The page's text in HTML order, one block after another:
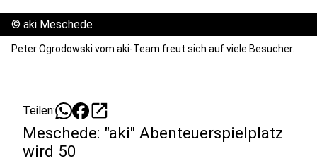
© aki Meschede
Peter Ogrodowski vom aki-Team freut sich auf viele Besucher.
Teilen: open_in_new
Meschede: "aki" Abenteuerspielplatz
wird 50